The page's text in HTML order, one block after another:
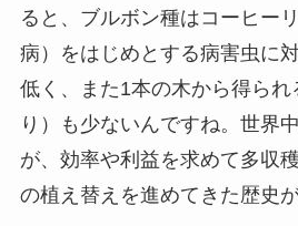
ると、ブルボン種はコーヒー
病）をはじめとする病害虫に
低く、また1本の木から得られ
り）も少ないんですね。世界
が、効率や利益を求めて多収
の植え替えを進めてきた歴史が